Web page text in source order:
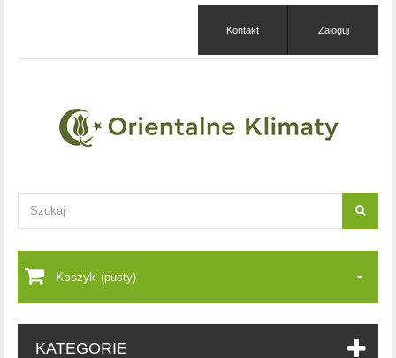
Zaloguj
Kontakt
Koszyk (pusty)
KATEGORIE